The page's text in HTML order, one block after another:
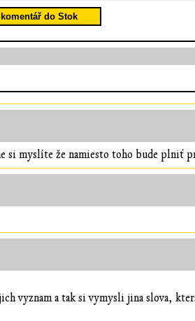
do Stok
si myslíte že namiesto toho bude plniť
vyznam a tak si vymysli jina slova,